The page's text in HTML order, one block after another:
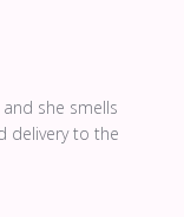
she smells
delivery to the